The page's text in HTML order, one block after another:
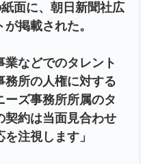
面に、朝日新聞社広
掲載された。
業などでのタレント
務所の人権に対する
ズ事務所所属のタ
契約は当面見合わせ
注視します」